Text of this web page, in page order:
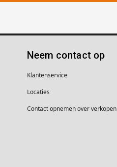
Neem contact op
Klantenservice
Locaties
Contact opnemen over verkopen